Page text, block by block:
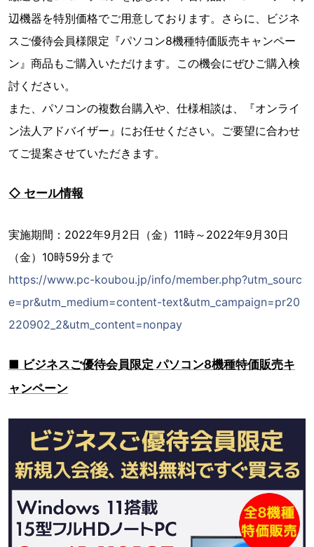
辺機器を特別価格でご用意しております。さらに、ビジネ
スご優待会員様限定『パソコン8機種特価販売キャンペー
ン』商品もご購入いただけます。この機会にぜひご購入検
討ください。
また、パソコンの複数台購入や、仕様相談は、『オンライ
ン法人アドバイザー』にお任せください。ご要望に合わせ
てご提案させていただきます。
◇ セール情報
実施期間：2022年9月2日（金）11時～2022年9月30日
（金）10時59分まで
https://www.pc-koubou.jp/info/member.php?utm_sourc
e=pr&utm_medium=content-text&utm_campaign=pr20
220902_2&utm_content=nonpay
■ ビジネスご優待会員限定 パソコン8機種特価販売キ
ャンペーン